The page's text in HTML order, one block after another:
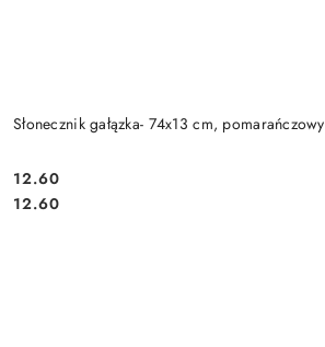
Słonecznik gałązka- 74x13 cm, pomarańczowy
Cena:
12.60
Cena:
12.60